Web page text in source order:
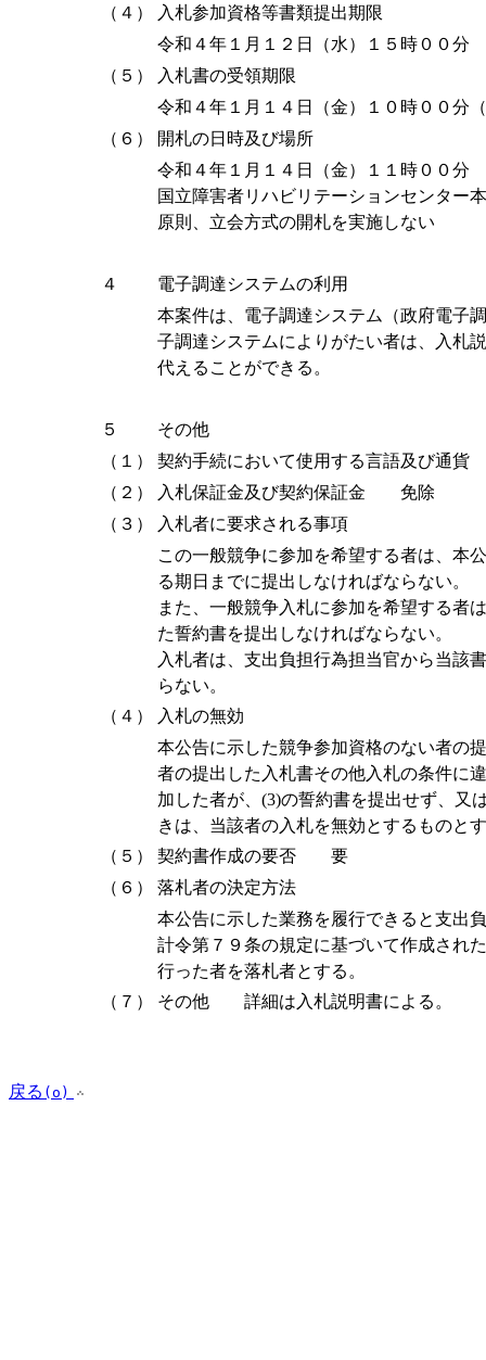
（４）
入札参加資格等書類提出期限
令和４年１月１２日（水）１５時００分
（５）
入札書の受領期限
令和４年１月１４日（金）１０時００分
（６）
開札の日時及び場所
令和４年１月１４日（金）１１時００分
国立障害者リハビリテーションセンター
原則、立会方式の開札を実施しない
４
電子調達システムの利用
本案件は、電子調達システム（政府電子
子調達システムによりがたい者は、入札
代えることができる。
５
その他
（１）
契約手続において使用する言語及び通
（２）
入札保証金及び契約保証金 免除
（３）
入札者に要求される事項
この一般競争に参加を希望する者は、本
る期日までに提出しなければならない。
また、一般競争入札に参加を希望する者
た誓約書を提出しなければならない。
入札者は、支出負担行為担当官から当該
らない。
（４）
入札の無効
本公告に示した競争参加資格のない者の
者の提出した入札書その他入札の条件に
加した者が、(3)の誓約書を提出せず、又
きは、当該者の入札を無効とするものと
（５）
契約書作成の要否 要
（６）
落札者の決定方法
本公告に示した業務を履行できると支出
計令第７９条の規定に基づいて作成され
行った者を落札者とする。
（７）
その他 詳細は入札説明書による。
戻る (o)